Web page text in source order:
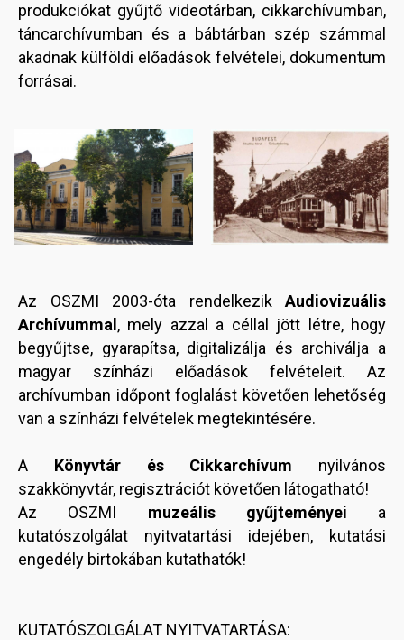
produkciókat gyűjtő videotárban, cikkarchívumban,
táncarchívumban és a bábtárban szép számmal
akadnak külföldi előadások felvételei, dokumentum
forrásai.
Image
Az OSZMI 2003-óta rendelkezik Audiovizuális
Archívummal, mely azzal a céllal jött létre, hogy
begyűjtse, gyarapítsa, digitalizálja és archiválja a
magyar színházi előadások felvételeit. Az
archívumban időpont foglalást követően lehetőség
van a színházi felvételek megtekintésére.
A Könyvtár és Cikkarchívum nyilvános
szakkönyvtár, regisztrációt követően látogatható!
Az OSZMI muzeális gyűjteményei a
kutatószolgálat nyitvatartási idejében, kutatási
engedély birtokában kutathatók!
KUTATÓSZOLGÁLAT NYITVATARTÁSA: